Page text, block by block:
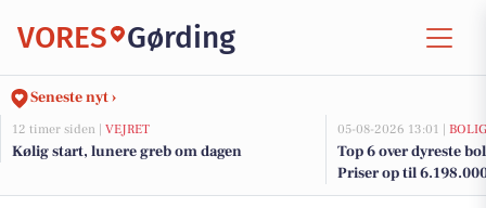
VORES Gørding
Seneste nyt ›
12 timer siden | VEJRET
Kølig start, lunere greb om dagen
05-08-2026 13:01 |
Top 6 over dyreste
Priser op til